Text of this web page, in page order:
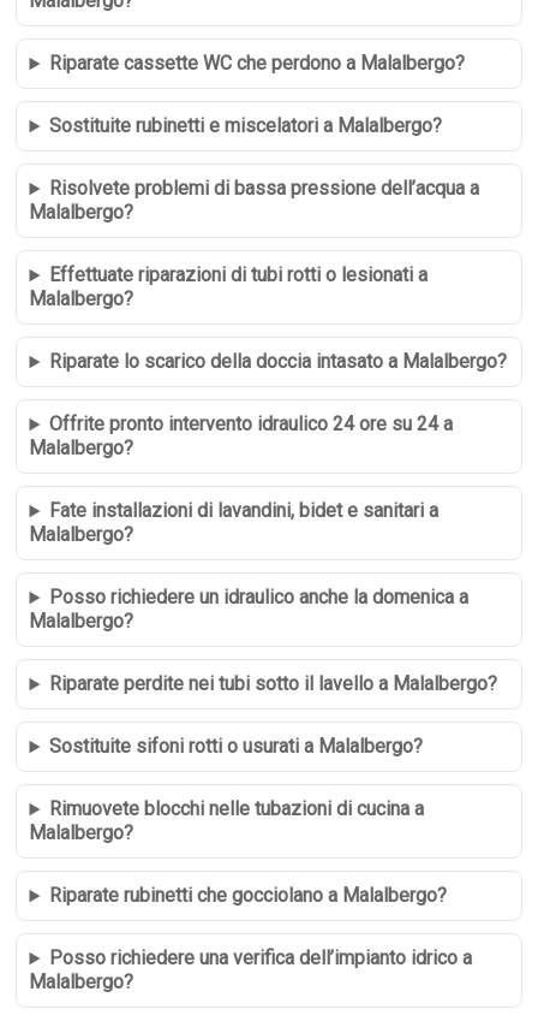
Riparate cassette WC che perdono a Malalbergo?
Sostituite rubinetti e miscelatori a Malalbergo?
Risolvete problemi di bassa pressione dell’acqua a
Malalbergo?
Effettuate riparazioni di tubi rotti o lesionati a
Malalbergo?
Riparate lo scarico della doccia intasato a Malalbergo?
Offrite pronto intervento idraulico 24 ore su 24 a
Malalbergo?
Fate installazioni di lavandini, bidet e sanitari a
Malalbergo?
Posso richiedere un idraulico anche la domenica a
Malalbergo?
Riparate perdite nei tubi sotto il lavello a Malalbergo?
Sostituite sifoni rotti o usurati a Malalbergo?
Rimuovete blocchi nelle tubazioni di cucina a
Malalbergo?
Riparate rubinetti che gocciolano a Malalbergo?
Posso richiedere una verifica dell’impianto idrico a
Malalbergo?